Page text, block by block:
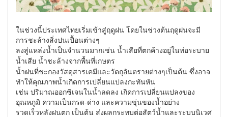
ในช่วงนี้ประเทศไทยเริ่มเข้าสู่ฤดูฝน โดยในช่วงต้นฤดูฝนจะมี
การชะล้างสิ่งปนเปื้อนต่างๆ
ลงสู่แหล่งน้ำเป็นจำนวนมากเช่น น้ำเสียที่ตกค้างอยู่ในท่อระบาย
น้ำเสีย น้ำชะล้างจากพื้นที่เกษตร
น้ำฝนที่ชะกองวัสดุสารเคมีและวัตถุอันตรายต่างๆเป็นต้น ซึ่งอาจ
ทำให้คุณภาพน้ำเกิดการเปลี่ยนแปลงกะทันหัน
เช่น ปริมาณออกซิเจนในน้ำลดลง เกิดการเปลี่ยนแปลงของ
อุณหภูมิ ความเป็นกรด-ด่าง และความขุ่นของน้ำอย่าง
รวดเร็วหลังฝนตก เป็นต้น ส่งผลกระทบต่อสัตว์น้ำและระบบนิเวศ